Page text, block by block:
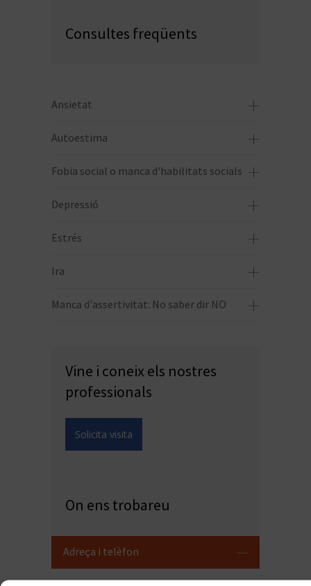
Consultes freqüents
Ansietat
Autoestima
Fobia social o manca d'habilitats socials
Depressió
Estrés
Ira
Manca d'assertivitat: No saber dir NO
Vine i coneix els nostres
professionals
Solicita visita
On ens trobareu
Adreça i telèfon